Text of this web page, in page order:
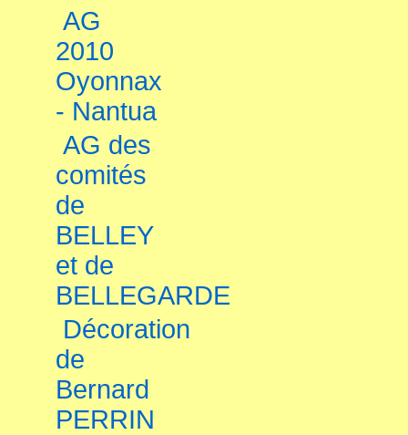
AG
2010
Oyonnax
- Nantua
AG des
comités
de
BELLEY
et de
BELLEGARDE
Décoration
de
Bernard
PERRIN